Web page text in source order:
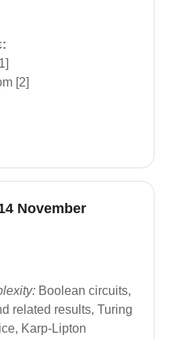
[2]
November
Boolean circuits,
related results, Turing
Karp-Lipton